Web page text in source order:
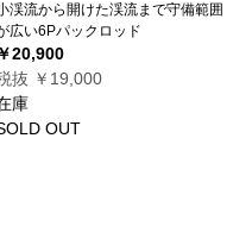
渓流から開けた渓流まで守備範囲
広い6Pパックロッド
￥20,900
抜 ￥19,000
庫
OUT